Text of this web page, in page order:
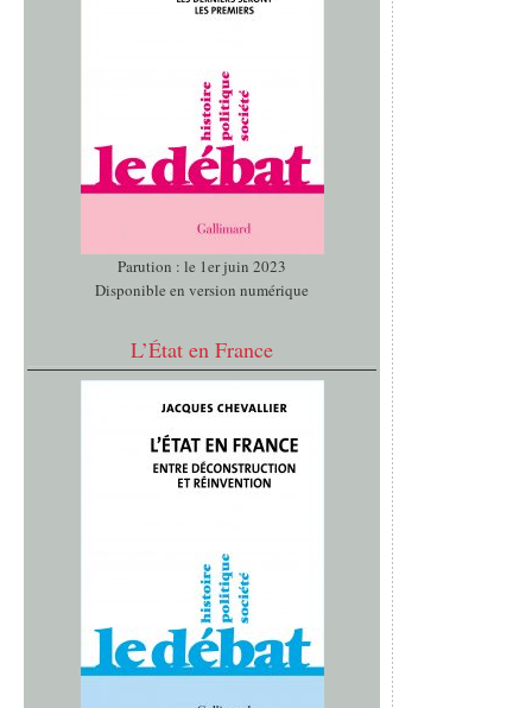
Parution : le 1er juin 2023
Disponible en version numérique
L’État en France